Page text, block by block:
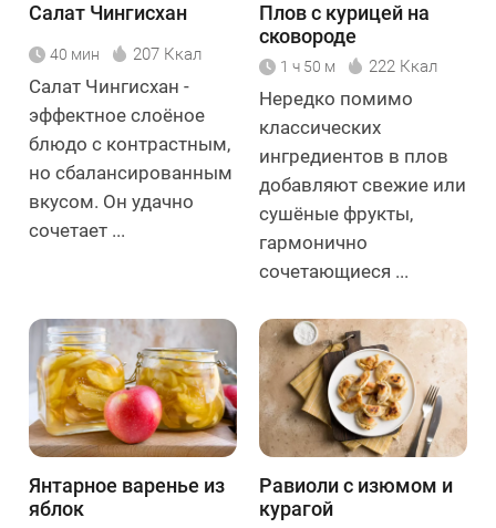
Салат Чингисхан
40 мин 207 Ккал
Салат Чингисхан -
эффектное слоёное
блюдо с контрастным,
но сбалансированным
вкусом. Он удачно
сочетает ...
Плов с курицей на
сковороде
1 ч 50 м 222 Ккал
Нередко помимо
классических
ингредиентов в плов
добавляют свежие или
сушёные фрукты,
гармонично
сочетающиеся ...
Янтарное варенье из
яблок
Равиоли с изюмом и
курагой